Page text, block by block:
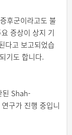
후군이라고도 불
증상이 상지 기
다고 보고되었습
기도 합니다.
된 Shah-
구가 진행 중입니